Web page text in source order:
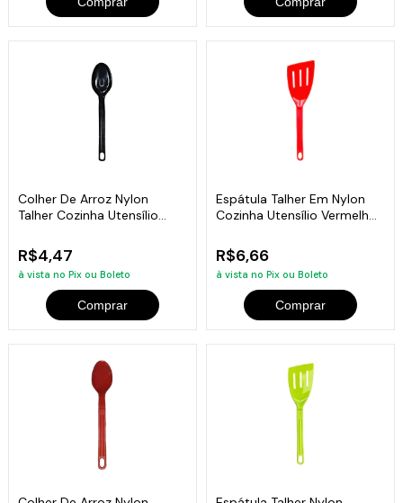
Colher De Arroz Nylon
Talher Cozinha Utensílio
R$4,47
à vista no Pix ou Boleto
Comprar
Espátula Talher Em Nylon
Cozinha Utensílio Vermelho
R$6,66
à vista no Pix ou Boleto
Comprar